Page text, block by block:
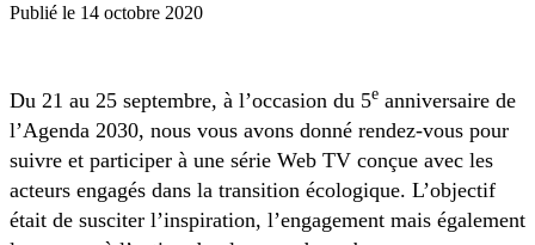
Publié le 14 octobre 2020
Du 21 au 25 septembre, à l’occasion du 5e anniversaire de
l’Agenda 2030, nous vous avons donné rendez-vous pour
suivre et participer à une série Web TV conçue avec les
acteurs engagés dans la transition écologique. L’objectif
était de susciter l’inspiration, l’engagement mais également